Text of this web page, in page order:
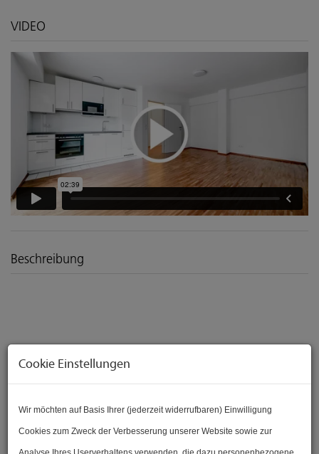
VIDEO
Beschreibung
ENGERTHSTRASSE 126
NEUBAU 2-ZIMMER-WOHNUNG IM 20. BEZIRK NAHE
DONAUINSEL
Cookie Einstellungen
Wir möchten auf Basis Ihrer (jederzeit widerrufbaren) Einwilligung
Cookies zum Zweck der Verbesserung unserer Website sowie zur